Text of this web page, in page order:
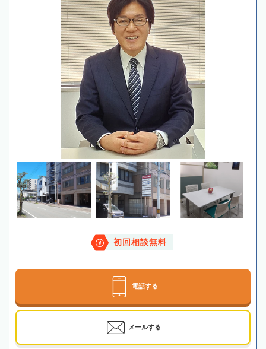
初回相談無料
電話する
メールする